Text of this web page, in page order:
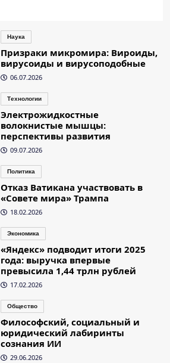
Наука
Призраки микромира: Вироиды,
вирусоиды и вирусоподобные
06.07.2026
Технологии
Электрожидкостные
волокнистые мышцы:
перспективы развития
09.07.2026
Политика
Отказ Ватикана участвовать в
«Совете мира» Трампа
18.02.2026
Экономика
«Яндекс» подводит итоги 2025
года: выручка впервые
превысила 1,44 трлн рублей
17.02.2026
Общество
Философский, социальный и
юридический лабиринты
сознания ИИ
29.06.2026